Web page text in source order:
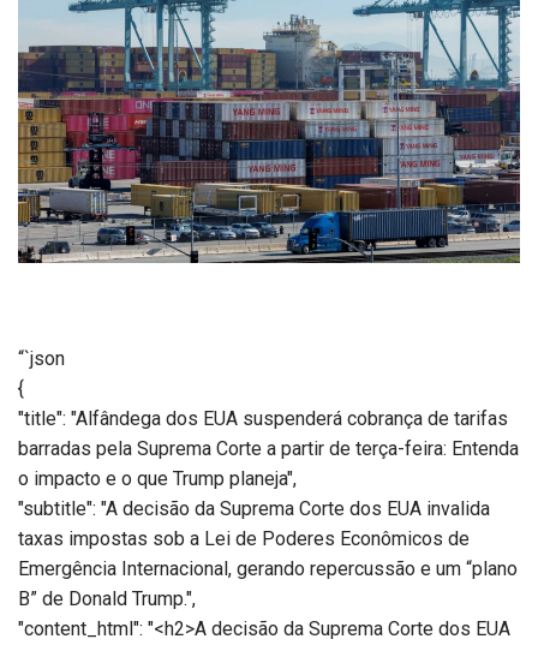
“`json
{
"title": "Alfândega dos EUA suspenderá cobrança de tarifas
barradas pela Suprema Corte a partir de terça-feira: Entenda
o impacto e o que Trump planeja",
"subtitle": "A decisão da Suprema Corte dos EUA invalida
taxas impostas sob a Lei de Poderes Econômicos de
Emergência Internacional, gerando repercussão e um “plano
B” de Donald Trump.",
"content_html": "<h2>A decisão da Suprema Corte dos EUA